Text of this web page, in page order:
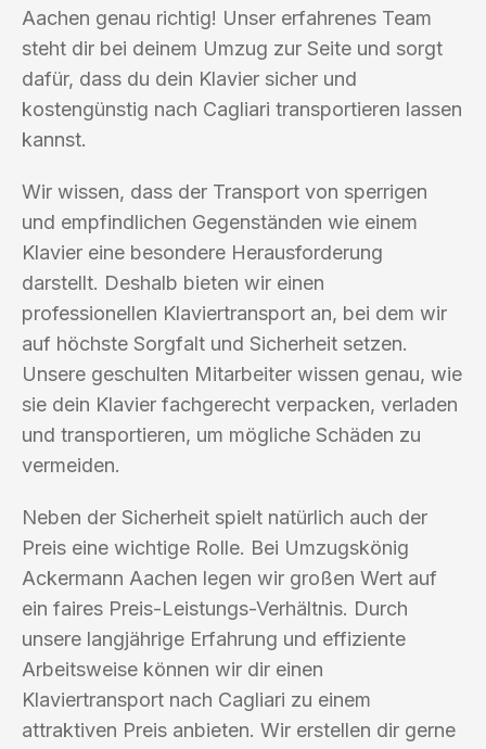
Aachen genau richtig! Unser erfahrenes Team
steht dir bei deinem Umzug zur Seite und sorgt
dafür, dass du dein Klavier sicher und
kostengünstig nach Cagliari transportieren lassen
kannst.
Wir wissen, dass der Transport von sperrigen
und empfindlichen Gegenständen wie einem
Klavier eine besondere Herausforderung
darstellt. Deshalb bieten wir einen
professionellen Klaviertransport an, bei dem wir
auf höchste Sorgfalt und Sicherheit setzen.
Unsere geschulten Mitarbeiter wissen genau, wie
sie dein Klavier fachgerecht verpacken, verladen
und transportieren, um mögliche Schäden zu
vermeiden.
Neben der Sicherheit spielt natürlich auch der
Preis eine wichtige Rolle. Bei Umzugskönig
Ackermann Aachen legen wir großen Wert auf
ein faires Preis-Leistungs-Verhältnis. Durch
unsere langjährige Erfahrung und effiziente
Arbeitsweise können wir dir einen
Klaviertransport nach Cagliari zu einem
attraktiven Preis anbieten. Wir erstellen dir gerne